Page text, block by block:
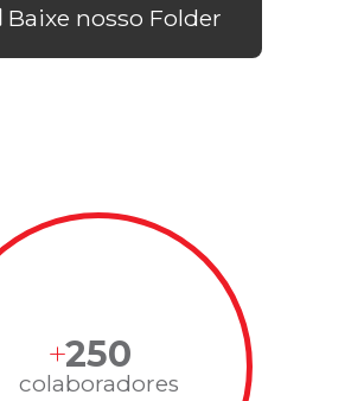
Baixe nosso Folder
250
colaboradores